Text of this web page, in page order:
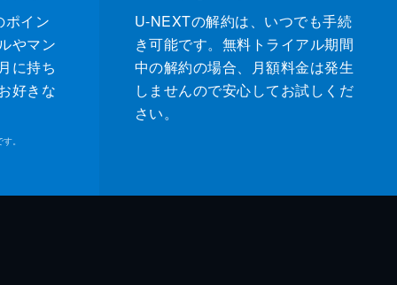
ポイン
やマン
に持ち
好きな
。
U-NEXTの解約は、いつでも手続
き可能です。無料トライアル期間
中の解約の場合、月額料金は発生
しませんので安心してお試しくだ
さい。